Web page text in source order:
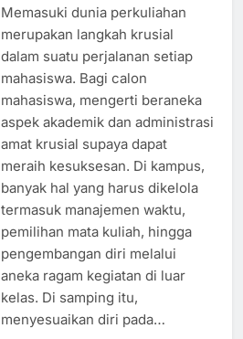
Memasuki dunia perkuliahan
merupakan langkah krusial
dalam suatu perjalanan setiap
mahasiswa. Bagi calon
mahasiswa, mengerti beraneka
aspek akademik dan administrasi
amat krusial supaya dapat
meraih kesuksesan. Di kampus,
banyak hal yang harus dikelola
termasuk manajemen waktu,
pemilihan mata kuliah, hingga
pengembangan diri melalui
aneka ragam kegiatan di luar
kelas. Di samping itu,
menyesuaikan diri pada…